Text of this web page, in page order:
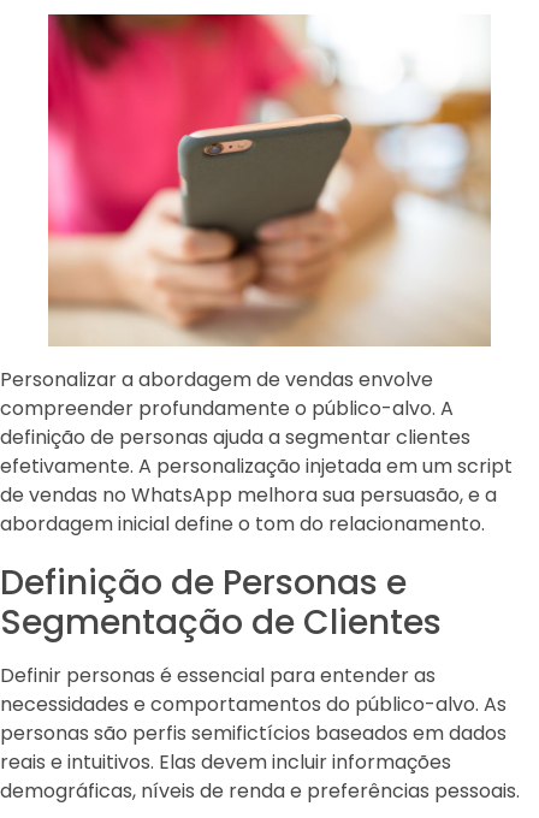
Personalizar a abordagem de vendas envolve
compreender profundamente o público-alvo. A
definição de personas ajuda a segmentar clientes
efetivamente. A personalização injetada em um script
de vendas no WhatsApp melhora sua persuasão, e a
abordagem inicial define o tom do relacionamento.
Definição de Personas e
Segmentação de Clientes
Definir personas é essencial para entender as
necessidades e comportamentos do público-alvo. As
personas são perfis semifictícios baseados em dados
reais e intuitivos. Elas devem incluir informações
demográficas, níveis de renda e preferências pessoais.